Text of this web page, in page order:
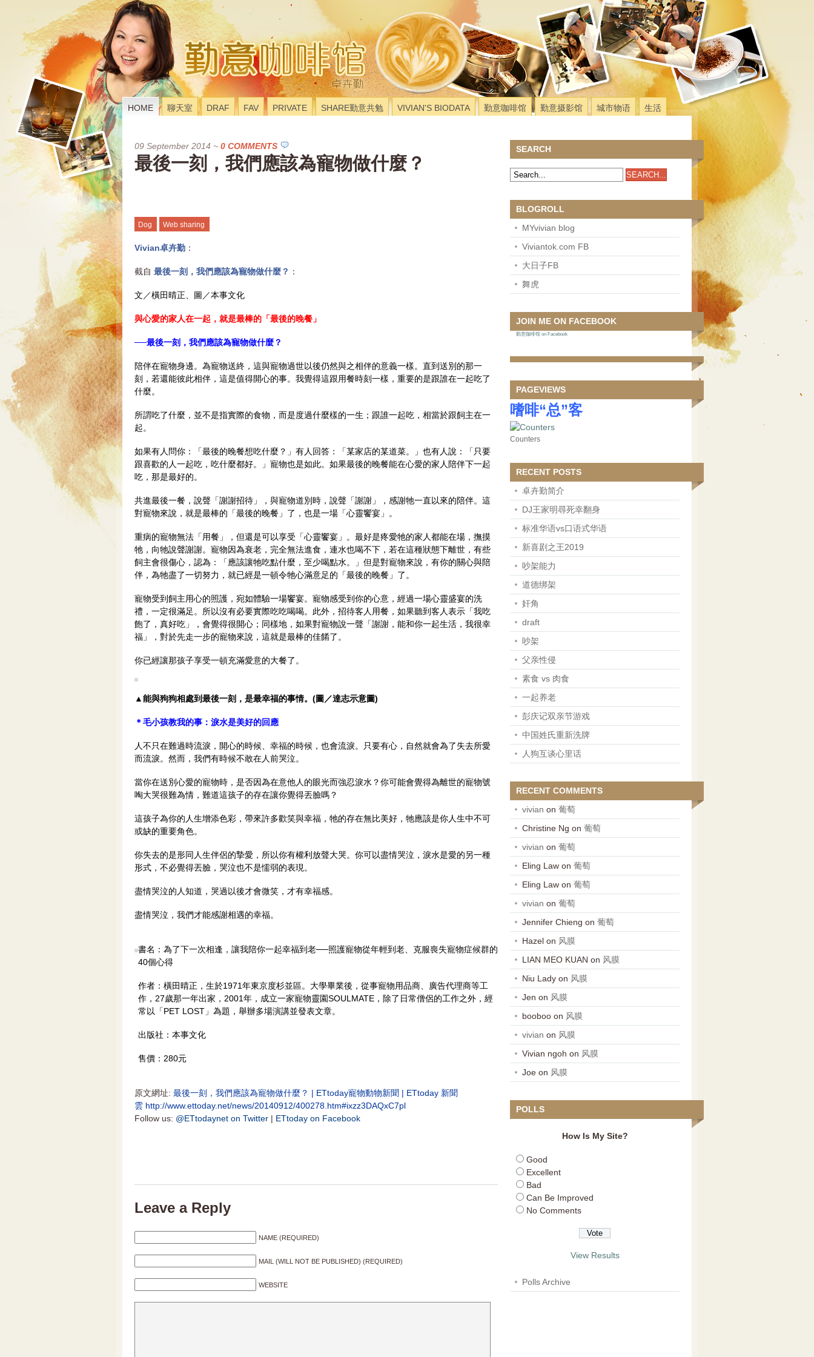
HOME 聊天室 DRAF FAV PRIVATE SHARE勤意共勉 VIVIAN'S BIODATA 勤意咖啡馆 勤意摄影馆 城市物语 生活
09 September 2014 ~ 0 COMMENTS
最後一刻，我們應該為寵物做什麼？
Dog Web sharing
Vivian卓卉勤 ：
截自 最後一刻，我們應該為寵物做什麼？ ：
文／橫田晴正、圖／本事文化
與心愛的家人在一起，就是最棒的「最後的晚餐」
──最後一刻，我們應該為寵物做什麼？
陪伴在寵物身邊。為寵物送終，這與寵物過世以後仍然與之相伴的意義一樣。直到送別的那一
刻，若還能彼此相伴，這是值得開心的事。我覺得這跟用餐時刻一樣，重要的是跟誰在一起吃了
什麼。
所謂吃了什麼，並不是指實際的食物，而是度過什麼樣的一生；跟誰一起吃，相當於跟飼主在一
起。
如果有人問你：「最後的晚餐想吃什麼？」有人回答：「某家店的某道菜。」也有人說：「只要
跟喜歡的人一起吃，吃什麼都好。」寵物也是如此。如果最後的晚餐能在心愛的家人陪伴下一起
吃，那是最好的。
共進最後一餐，說聲「謝謝招待」，與寵物道別時，說聲「謝謝」，感謝牠一直以來的陪伴。這
對寵物來說，就是最棒的「最後的晚餐」了，也是一場「心靈饗宴」。
重病的寵物無法「用餐」，但還是可以享受「心靈饗宴」。最好是疼愛牠的家人都能在場，撫摸
牠，向牠說聲謝謝。寵物因為衰老，完全無法進食，連水也喝不下，若在這種狀態下離世，有些
飼主會很傷心，認為：「應該讓牠吃點什麼，至少喝點水。」但是對寵物來說，有你的關心與陪
伴，為牠盡了一切努力，就已經是一頓令牠心滿意足的「最後的晚餐」了。
寵物受到飼主用心的照護，宛如體驗一場饗宴。寵物感受到你的心意，經過一場心靈盛宴的洗
禮，一定很滿足。所以沒有必要實際吃吃喝喝。此外，招待客人用餐，如果聽到客人表示「我吃
飽了，真好吃」，會覺得很開心；同樣地，如果對寵物說一聲「謝謝，能和你一起生活，我很幸
福」，對於先走一步的寵物來說，這就是最棒的佳餚了。
你已經讓那孩子享受一頓充滿愛意的大餐了。
▲能與狗狗相處到最後一刻，是最幸福的事情。(圖／達志示意圖)
＊毛小孩教我的事：淚水是美好的回應
人不只在難過時流淚，開心的時候、幸福的時候，也會流淚。只要有心，自然就會為了失去所愛
而流淚。然而，我們有時候不敢在人前哭泣。
當你在送別心愛的寵物時，是否因為在意他人的眼光而強忍淚水？你可能會覺得為離世的寵物號
啕大哭很難為情，難道這孩子的存在讓你覺得丟臉嗎？
這孩子為你的人生增添色彩，帶來許多歡笑與幸福，牠的存在無比美好，牠應該是你人生中不可
或缺的重要角色。
你失去的是形同人生伴侶的摯愛，所以你有權利放聲大哭。你可以盡情哭泣，淚水是愛的另一種
形式，不必覺得丟臉，哭泣也不是懦弱的表現。
盡情哭泣的人知道，哭過以後才會微笑，才有幸福感。
盡情哭泣，我們才能感謝相遇的幸福。
書名：為了下一次相逢，讓我陪你一起幸福到老──照護寵物從年輕到老、克服喪失寵物症候群的
40個心得
作者：橫田晴正，生於1971年東京度杉並區。大學畢業後，從事寵物用品商、廣告代理商等工
作，27歲那一年出家，2001年，成立一家寵物靈園SOULMATE，除了日常僧侶的工作之外，經
常以「PET LOST」為題，舉辦多場演講並發表文章。
出版社：本事文化
售價：280元
原文網址: 最後一刻，我們應該為寵物做什麼？ | ETtoday寵物動物新聞 | ETtoday 新聞
雲 http://www.ettoday.net/news/20140912/400278.htm#ixzz3DAQxC7pl
Follow us: @ETtodaynet on Twitter | ETtoday on Facebook
Leave a Reply
NAME (REQUIRED)
MAIL (WILL NOT BE PUBLISHED) (REQUIRED)
WEBSITE
SEARCH
BLOGROLL
MYvivian blog
Viviantok.com FB
大日子FB
舞虎
JOIN ME ON FACEBOOK
勤意咖啡馆 on Facebook
PAGEVIEWS
嗜啡“总”客
Counters
RECENT POSTS
卓卉勤简介
DJ王家明尋死幸翻身
标准华语vs口语式华语
新喜剧之王2019
吵架能力
道德绑架
奸角
draft
吵架
父亲性侵
素食 vs 肉食
一起养老
彭庆记双亲节游戏
中国姓氏重新洗牌
人狗互谈心里话
RECENT COMMENTS
vivian on 葡萄
Christine Ng on 葡萄
vivian on 葡萄
Eling Law on 葡萄
Eling Law on 葡萄
vivian on 葡萄
Jennifer Chieng on 葡萄
Hazel on 风膜
LIAN MEO KUAN on 风膜
Niu Lady on 风膜
Jen on 风膜
booboo on 风膜
vivian on 风膜
Vivian ngoh on 风膜
Joe on 风膜
POLLS
How Is My Site?
Good
Excellent
Bad
Can Be Improved
No Comments
View Results
Polls Archive